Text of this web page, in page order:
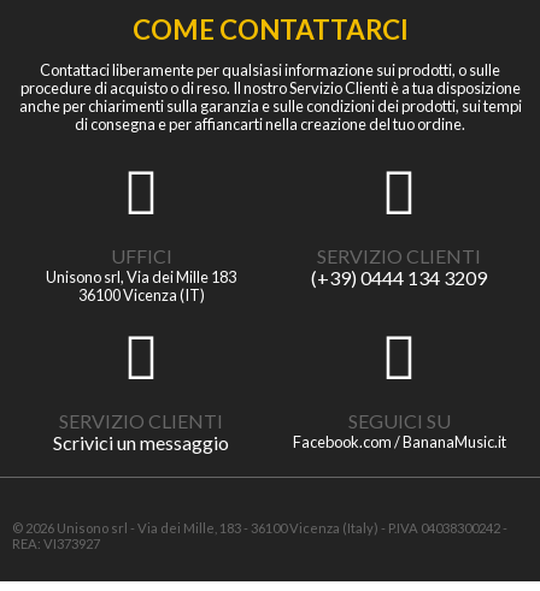
COME CONTATTARCI
Contattaci liberamente per qualsiasi informazione sui prodotti, o sulle
procedure di acquisto o di reso. Il nostro Servizio Clienti è a tua disposizione
anche per chiarimenti sulla garanzia e sulle condizioni dei prodotti, sui tempi
di consegna e per affiancarti nella creazione del tuo ordine.
UFFICI
Unisono srl, Via dei Mille 183
36100 Vicenza (IT)
SERVIZIO CLIENTI
(+39) 0444 134 3209
SERVIZIO CLIENTI
Scrivici un messaggio
SEGUICI SU
Facebook.com / BananaMusic.it
© 2026 Unisono srl - Via dei Mille, 183 - 36100 Vicenza (Italy) - P.IVA 04038300242 -
REA: VI373927